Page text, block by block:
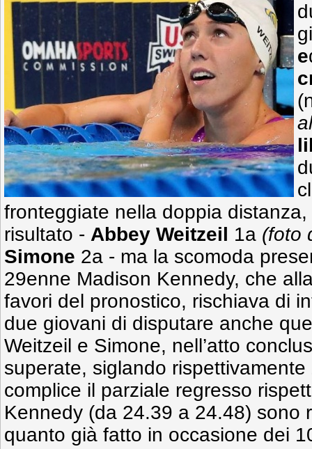
e
fronteggiate nella doppia
risultato - Abbey Weitzeil 1a (foto
Simone 2a - ma la scomoda
29enne Madison Kennedy, che
favori del pronostico, rischiava di
due giovani di disputare anche
Weitzeil e Simone, nell’atto
superate, siglando rispettivamente
complice il parziale regresso
Kennedy (da 24.39 a 24.48) sono
quanto già fatto in occasione dei